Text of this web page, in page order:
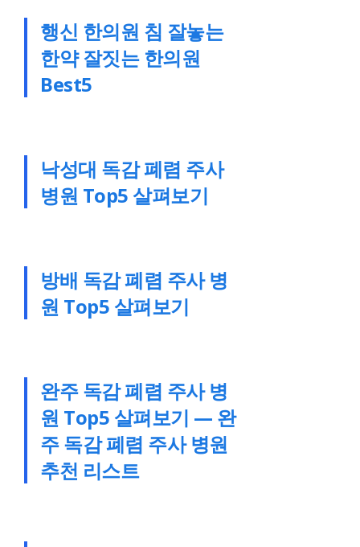
행신 한의원 침 잘놓는
한약 잘짓는 한의원
Best5
낙성대 독감 폐렴 주사
병원 Top5 살펴보기
방배 독감 폐렴 주사 병
원 Top5 살펴보기
완주 독감 폐렴 주사 병
원 Top5 살펴보기 — 완
주 독감 폐렴 주사 병원
추천 리스트